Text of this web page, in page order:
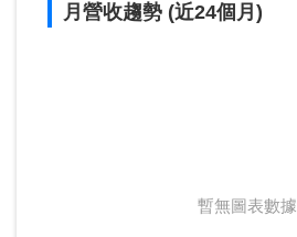
月營收趨勢 (近24個月)
暫無圖表數據